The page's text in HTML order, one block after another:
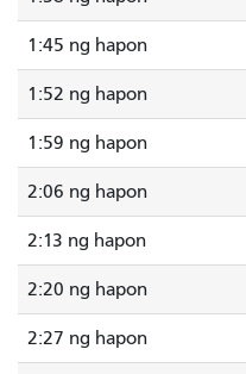
1:45 ng hapon
1:52 ng hapon
1:59 ng hapon
2:06 ng hapon
2:13 ng hapon
2:20 ng hapon
2:27 ng hapon